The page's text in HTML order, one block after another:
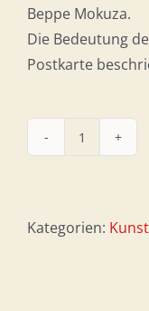
Beppe Mokuza.
Die Bedeutung
Postkarte
Postkarte
15
Kategorien: